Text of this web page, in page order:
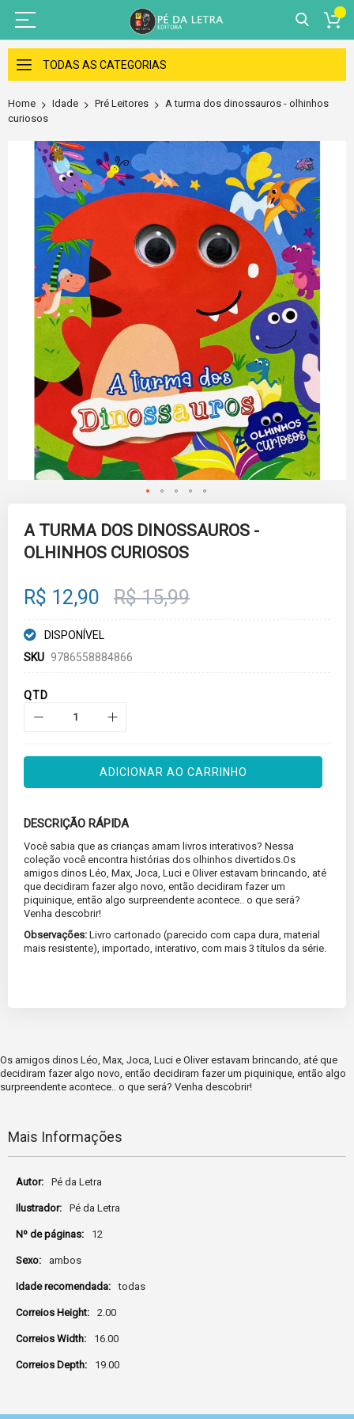
Skip
to
Content
TODAS AS CATEGORIAS
Home Idade Pré Leitores
A turma dos dinossauros - olhinhos
curiosos
images
beginning
images
gallery
A TURMA DOS DINOSSAUROS -
OLHINHOS CURIOSOS
R$ 12,90 R$ 15,99
DISPONÍVEL
SKU 9786558884866
QTD
ADICIONAR AO CARRINHO
DESCRIÇÃO RÁPIDA
Você sabia que as crianças amam livros interativos? Nessa
coleção você encontra histórias dos olhinhos divertidos.Os
amigos dinos Léo, Max, Joca, Luci e Oliver estavam brincando, até
que decidiram fazer algo novo, então decidiram fazer um
piquinique, então algo surpreendente acontece.. o que será?
Venha descobrir!
Observações: Livro cartonado (parecido com capa dura, material
mais resistente), importado, interativo, com mais 3 títulos da série.
Os amigos dinos Léo, Max, Joca, Luci e Oliver estavam brincando, até que
decidiram fazer algo novo, então decidiram fazer um piquinique, então algo
surpreendente acontece.. o que será? Venha descobrir!
Mais Informações
Informações
Pé da Letra
Pé da Letra
12
ambos
todas
2.00
16.00
19.00